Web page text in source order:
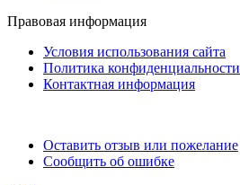
Правовая информация
Условия использования сайта
Политика конфиденциальности
Контактная информация
Оставить отзыв или пожелание
Сообщить об ошибке